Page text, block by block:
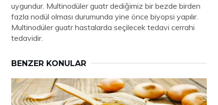
uygundur. Multinodüler guatr dediğimiz bir bezde birden
fazla nodül olması durumunda yine önce biyopsi yapılır.
Multinodüler guatr hastalarda seçilecek tedavi cerrahi
tedavidir.
BENZER KONULAR